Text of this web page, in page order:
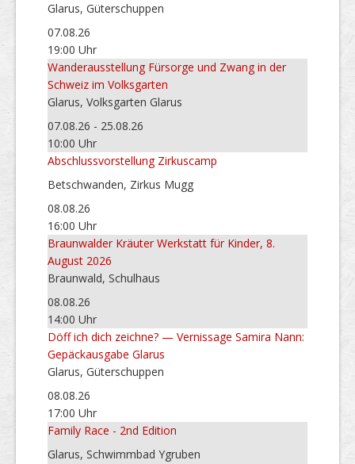
Glarus, Güterschuppen
07.08.26
19:00 Uhr
Wanderausstellung Fürsorge und Zwang in der
Schweiz im Volksgarten
Glarus, Volksgarten Glarus
07.08.26 - 25.08.26
10:00 Uhr
Abschlussvorstellung Zirkuscamp
Betschwanden, Zirkus Mugg
08.08.26
16:00 Uhr
Braunwalder Kräuter Werkstatt für Kinder, 8.
August 2026
Braunwald, Schulhaus
08.08.26
14:00 Uhr
Döff ich dich zeichne? — Vernissage Samira Nann:
Gepäckausgabe Glarus
Glarus, Güterschuppen
08.08.26
17:00 Uhr
Family Race - 2nd Edition
Glarus, Schwimmbad Ygruben